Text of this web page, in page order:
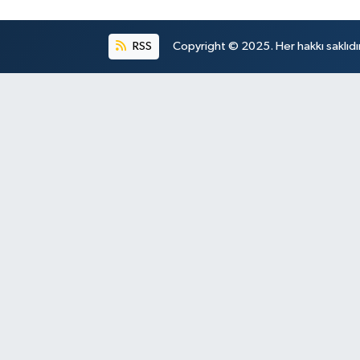
RSS Copyright © 2025. Her hakkı